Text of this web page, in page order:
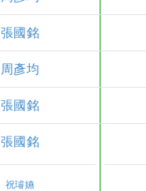
張國銘
周彥均
張國銘
張國銘
祝璿嬿